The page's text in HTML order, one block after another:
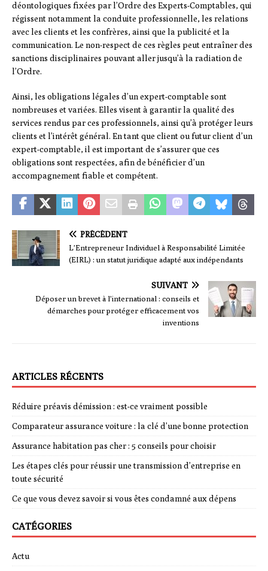
déontologiques fixées par l’Ordre des Experts-Comptables, qui
régissent notamment la conduite professionnelle, les relations
avec les clients et les confrères, ainsi que la publicité et la
communication. Le non-respect de ces règles peut entraîner des
sanctions disciplinaires pouvant aller jusqu’à la radiation de
l’Ordre.
Ainsi, les obligations légales d’un expert-comptable sont
nombreuses et variées. Elles visent à garantir la qualité des
services rendus par ces professionnels, ainsi qu’à protéger leurs
clients et l’intérêt général. En tant que client ou futur client d’un
expert-comptable, il est important de s’assurer que ces
obligations sont respectées, afin de bénéficier d’un
accompagnement fiable et compétent.
PRÉCÉDENT
L’Entrepreneur Individuel à Responsabilité Limitée
(EIRL) : un statut juridique adapté aux indépendants
SUIVANT
Déposer un brevet à l’international : conseils et
démarches pour protéger efficacement vos
inventions
ARTICLES RÉCENTS
Réduire préavis démission : est-ce vraiment possible
Comparateur assurance voiture : la clé d’une bonne protection
Assurance habitation pas cher : 5 conseils pour choisir
Les étapes clés pour réussir une transmission d’entreprise en
toute sécurité
Ce que vous devez savoir si vous êtes condamné aux dépens
CATÉGORIES
Actu